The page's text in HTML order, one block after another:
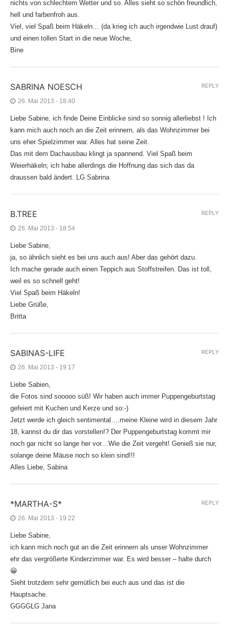
nichts von schlechtem Wetter und so. Alles sieht so schön freundlich,
hell und farbenfroh aus.
Viel, viel Spaß beim Häkeln… (da krieg ich auch irgendwie Lust drauf)
und einen tollen Start in die neue Woche,
Bine
SABRINA NOESCH
26. Mai 2013 - 18:40
Liebe Sabine, ich finde Deine Einblicke sind so sonnig allerliebst ! Ich
kann mich auch noch an die Zeit erinnern, als das Wohnzimmer bei
uns eher Spielzimmer war. Alles hat seine Zeit.
Das mit dem Dachausbau klingt ja spannend. Viel Spaß beim
Weierhäkeln; ich habe allerdings die Hoffnung das sich das da
draussen bald ändert. LG Sabrina
REPLY
B.TREE
26. Mai 2013 - 18:54
Liebe Sabine,
ja, so ähnlich sieht es bei uns auch aus! Aber das gehört dazu.
Ich mache gerade auch einen Teppich aus Stoffstreifen. Das ist toll,
weil es so schnell geht!
Viel Spaß beim Häkeln!
Liebe Grüße,
Britta
REPLY
SABINAS-LIFE
26. Mai 2013 - 19:17
Liebe Sabien,
die Fotos sind sooooo süß! Wir haben auch immer Puppengeburtstag
gefeiert mit Kuchen und Kerze und so:-)
Jetzt werde ich gleich sentimental….meine Kleine wird in diesem Jahr
18, kannst du dir das vorstellen!? Der Puppengeburtstag kommt mir
noch gar nicht so lange her vor…Wie die Zeit vergeht! Genieß sie nur,
solange deine Mäuse noch so klein sind!!!
Alles Liebe, Sabina
REPLY
*MARTHA-S*
26. Mai 2013 - 19:22
Liebe Sabine,
ich kann mich noch gut an die Zeit erinnern als unser Wohnzimmer
ehr das vergrößerte Kinderzimmer war. Es wird besser – halte durch
😀
Sieht trotzdem sehr gemütlich bei euch aus und das ist die
Hauptsache.
GGGGLG Jana
REPLY